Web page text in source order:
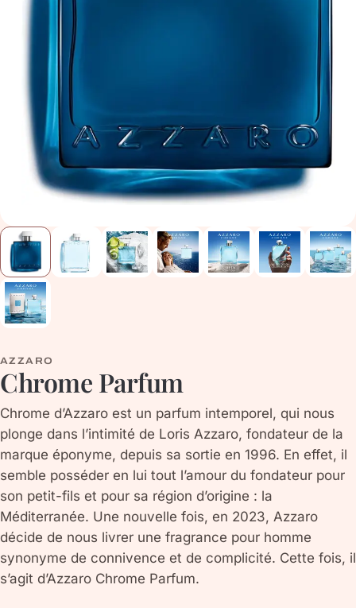
AZZARO
Chrome Parfum
Chrome d’Azzaro est un parfum intemporel, qui nous
plonge dans l’intimité de Loris Azzaro, fondateur de la
marque éponyme, depuis sa sortie en 1996. En effet, il
semble posséder en lui tout l’amour du fondateur pour
son petit-fils et pour sa région d’origine : la
Méditerranée. Une nouvelle fois, en 2023, Azzaro
décide de nous livrer une fragrance pour homme
synonyme de connivence et de complicité. Cette fois, il
s’agit d’Azzaro Chrome Parfum.